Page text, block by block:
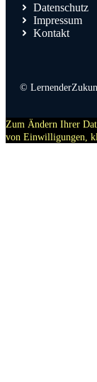
Datenschutz
Impressum
Kontakt
©
Zum Ändern Ihrer
von Einwilligungen,